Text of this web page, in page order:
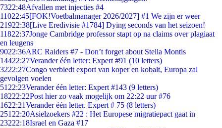
7322:48Afvallen met injecties #4
11022:45[FOK!Voetbalmanager 2026/2027] #1 We zijn er weer
21922:38[Live Eredivisie #1784] Dying seconds van het seizoen!
11822:37Jonge Cambridge professor stapt op na claims over plagiaat
en leugens
9022:36ARC Raiders #7 - Don’t forget about Stella Montis
14422:27Verander één letter: Expert #91 (10 letters)
3222:27Congo verbiedt export van koper en kobalt, Europa zal
gevolgen voelen
51 22:23Verander één letter: Expert #143 (9 letters)
18222:22Post hier zo vaak mogelijk om 22:22 uur #76
1622:21Verander één letter. Expert # 75 (8 letters)
251 22:20Asielzoekers #22 : Het Europese migratiepact gaat in
23222:18Israel en Gaza #17